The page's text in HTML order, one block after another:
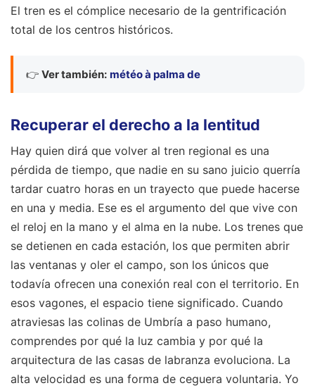
El tren es el cómplice necesario de la gentrificación
total de los centros históricos.
👉 Ver también: météo à palma de
Recuperar el derecho a la lentitud
Hay quien dirá que volver al tren regional es una
pérdida de tiempo, que nadie en su sano juicio querría
tardar cuatro horas en un trayecto que puede hacerse
en una y media. Ese es el argumento del que vive con
el reloj en la mano y el alma en la nube. Los trenes que
se detienen en cada estación, los que permiten abrir
las ventanas y oler el campo, son los únicos que
todavía ofrecen una conexión real con el territorio. En
esos vagones, el espacio tiene significado. Cuando
atraviesas las colinas de Umbría a paso humano,
comprendes por qué la luz cambia y por qué la
arquitectura de las casas de labranza evoluciona. La
alta velocidad es una forma de ceguera voluntaria. Yo